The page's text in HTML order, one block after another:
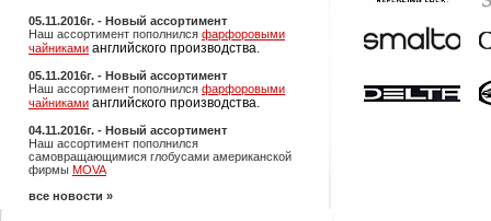
05.11.2016г. - Новый ассортимент
Наш ассортимент пополнился фарфоровыми
чайниками английского производства.
05.11.2016г. - Новый ассортимент
Наш ассортимент пополнился фарфоровыми
чайниками английского производства.
04.11.2016г. - Новый ассортимент
Наш ассортимент пополнился
самовращающимися глобусами американской
фирмы MOVA
все новости »